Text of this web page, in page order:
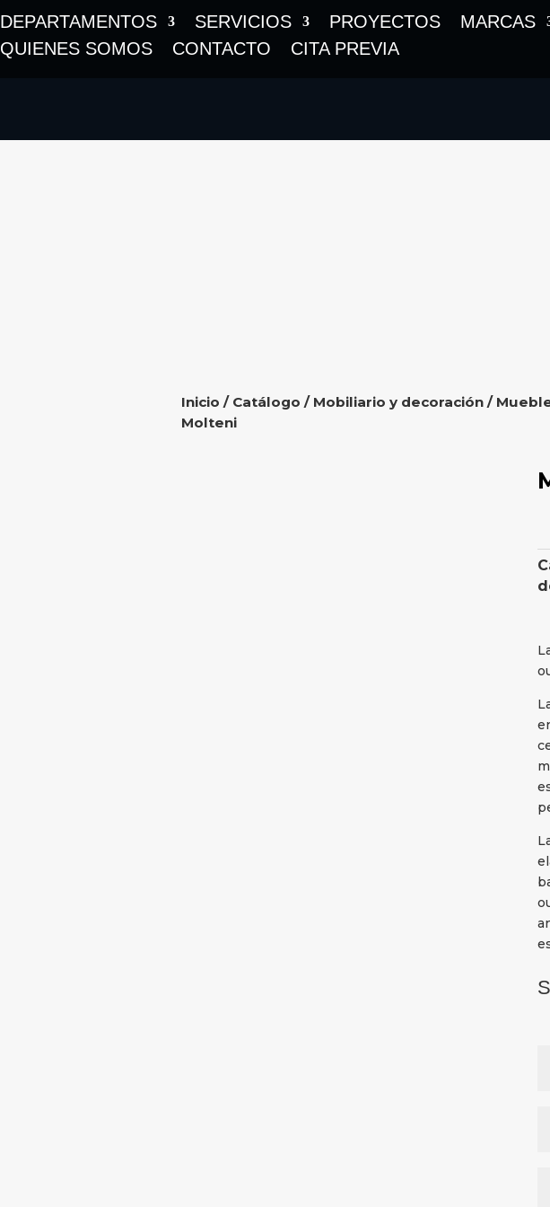
DEPARTAMENTOS SERVICIOS PROYECTOS MARCAS
QUIENES SOMOS
CONTACTO CITA PREVIA
Inicio / Catálogo / Mobiliario y decoración/
Molteni